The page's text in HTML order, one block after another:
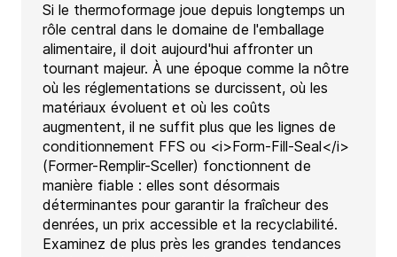
Si le thermoformage joue depuis longtemps un
rôle central dans le domaine de l'emballage
alimentaire, il doit aujourd'hui affronter un
tournant majeur. À une époque comme la nôtre
où les réglementations se durcissent, où les
matériaux évoluent et où les coûts
augmentent, il ne suffit plus que les lignes de
conditionnement FFS ou <i>Form-Fill-Seal</i>
(Former-Remplir-Sceller) fonctionnent de
manière fiable : elles sont désormais
déterminantes pour garantir la fraîcheur des
denrées, un prix accessible et la recyclabilité.
Examinez de plus près les grandes tendances